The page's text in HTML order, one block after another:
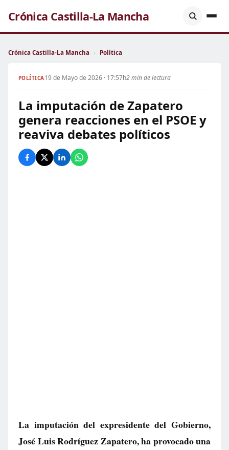
Crónica Castilla-La Mancha
Crónica Castilla-La Mancha › Política
POLÍTICA19 de Mayo de 2026 · 17:57h2 min de lectura
La imputación de Zapatero
genera reacciones en el PSOE y
reaviva debates políticos
La imputación del expresidente del Gobierno,
José Luis Rodríguez Zapatero, ha provocado una